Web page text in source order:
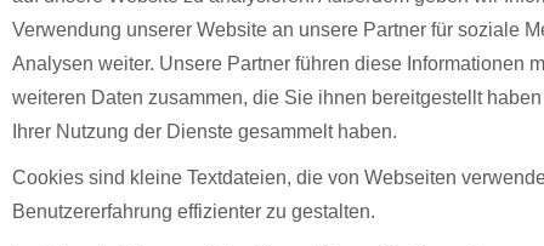
Verwendung unserer Website an unsere Partner für soziale
Analysen weiter. Unsere Partner führen diese Informationen
weiteren Daten zusammen, die Sie ihnen bereitgestellt
Ihrer Nutzung der Dienste gesammelt haben.
Cookies sind kleine Textdateien, die von Webseiten
Benutzererfahrung effizienter zu gestalten.